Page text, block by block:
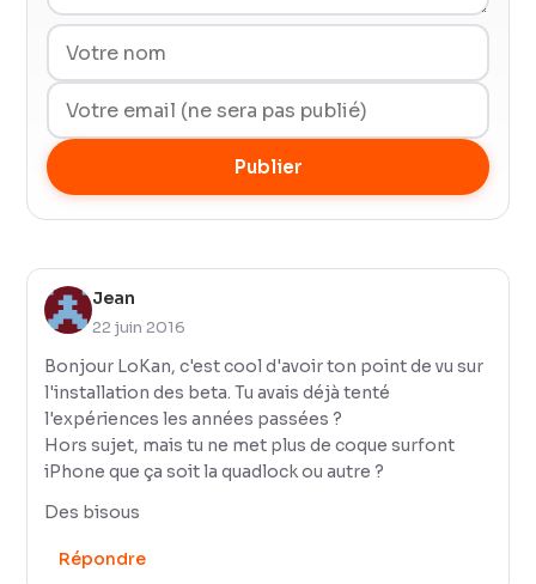
Publier
Jean
22 juin 2016
Bonjour LoKan, c'est cool d'avoir ton point de vu sur
l'installation des beta. Tu avais déjà tenté
l'expériences les années passées ?
Hors sujet, mais tu ne met plus de coque surfont
iPhone que ça soit la quadlock ou autre ?
Des bisous
Répondre